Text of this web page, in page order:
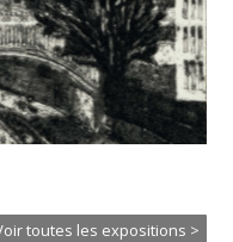
toutes les expositions >